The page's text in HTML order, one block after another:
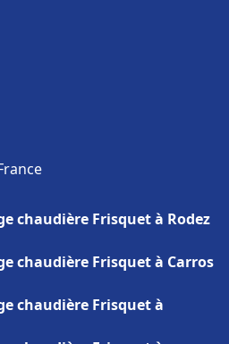
chaudière Frisquet à Rodez
chaudière Frisquet à Carros
chaudière Frisquet à